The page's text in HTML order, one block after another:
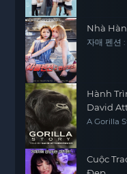
Nhà
자매 펜션
Hành
David
A Gorilla
Cuộc